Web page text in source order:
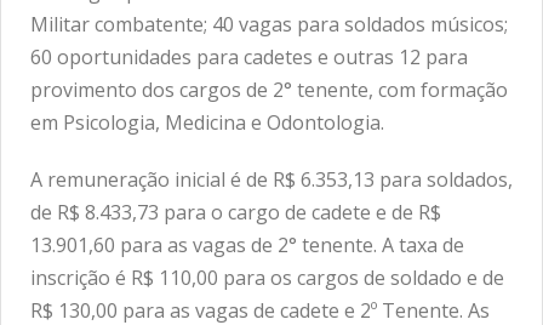
Militar combatente; 40 vagas para soldados músicos;
60 oportunidades para cadetes e outras 12 para
provimento dos cargos de 2° tenente, com formação
em Psicologia, Medicina e Odontologia.
A remuneração inicial é de R$ 6.353,13 para soldados,
de R$ 8.433,73 para o cargo de cadete e de R$
13.901,60 para as vagas de 2° tenente. A taxa de
inscrição é R$ 110,00 para os cargos de soldado e de
R$ 130,00 para as vagas de cadete e 2º Tenente. As